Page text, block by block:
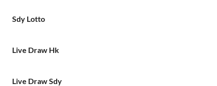
Sdy Lotto
Live Draw Hk
Live Draw Sdy